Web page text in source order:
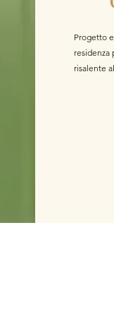
Progetto
residenza
risalente